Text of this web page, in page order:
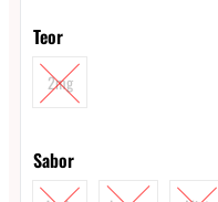
Teor
2mg
Sabor